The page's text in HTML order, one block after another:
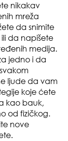
nikakav
mreža
da snimite
ili da napišete
medija.
jedno i da
ljude da vam
koje ćete
kao bauk,
od fizičkog.
nove